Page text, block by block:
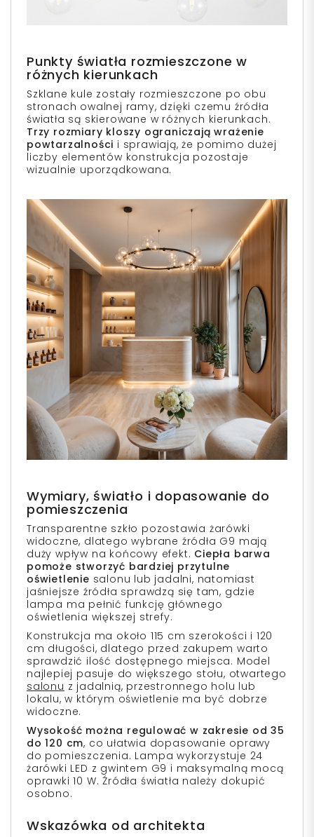
Punkty światła rozmieszczone w
różnych kierunkach
Szklane kule zostały rozmieszczone po obu
stronach owalnej ramy, dzięki czemu źródła
światła są skierowane w różnych kierunkach.
Trzy rozmiary kloszy ograniczają wrażenie
powtarzalności i sprawiają, że pomimo dużej
liczby elementów konstrukcja pozostaje
wizualnie uporządkowana.
Wymiary, światło i dopasowanie do
pomieszczenia
Transparentne szkło pozostawia żarówki
widoczne, dlatego wybrane źródła G9 mają
duży wpływ na końcowy efekt. Ciepła barwa
pomoże stworzyć bardziej przytulne
oświetlenie salonu lub jadalni, natomiast
jaśniejsze źródła sprawdzą się tam, gdzie
lampa ma pełnić funkcję głównego
oświetlenia większej strefy.
Konstrukcja ma około 115 cm szerokości i 120
cm długości, dlatego przed zakupem warto
sprawdzić ilość dostępnego miejsca. Model
najlepiej pasuje do większego stołu, otwartego
salonu z jadalnią, przestronnego holu lub
lokalu, w którym oświetlenie ma być dobrze
widoczne.
Wysokość można regulować w zakresie od 35
do 120 cm, co ułatwia dopasowanie oprawy
do pomieszczenia. Lampa wykorzystuje 24
żarówki LED z gwintem G9 i maksymalną mocą
oprawki 10 W. Źródła światła należy dokupić
osobno.
Wskazówka od architekta